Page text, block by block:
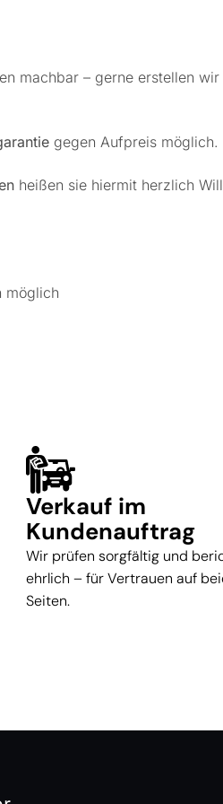
machbar – gerne erstellen
gegen Aufpreis möglich.
heißen sie hiermit herzlich
möglich
Verkauf im
Kundenauftrag
Wir prüfen sorgfältig und
ehrlich – für Vertrauen auf
Seiten.